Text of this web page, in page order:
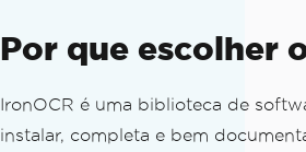
Por que escolher
IronOCR é uma biblioteca de
instalar, completa e bem